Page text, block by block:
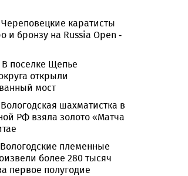
Череповецкие каратисты
и бронзу на Russia Open -
В поселке Щепье
открыли
мост
Вологодская шахматистка в
РФ взяла золото «Матча
Вологодские племенные
более 280 тысяч
первое полугодие